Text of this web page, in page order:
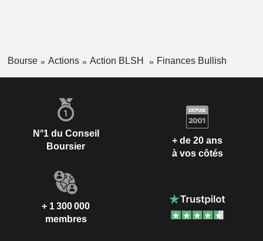
Bourse Actions Action BLSH Finances Bullish
N°1 du Conseil
Boursier
+ de 20 ans
à vos côtés
+ 1 300 000
membres